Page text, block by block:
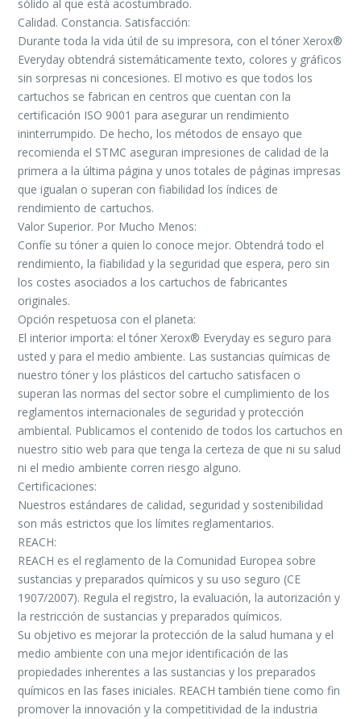
sólido al que está acostumbrado.
Calidad. Constancia. Satisfacción:
Durante toda la vida útil de su impresora, con el tóner Xerox®
Everyday obtendrá sistemáticamente texto, colores y gráficos
sin sorpresas ni concesiones. El motivo es que todos los
cartuchos se fabrican en centros que cuentan con la
certificación ISO 9001 para asegurar un rendimiento
ininterrumpido. De hecho, los métodos de ensayo que
recomienda el STMC aseguran impresiones de calidad de la
primera a la última página y unos totales de páginas impresas
que igualan o superan con fiabilidad los índices de
rendimiento de cartuchos.
Valor Superior. Por Mucho Menos:
Confíe su tóner a quien lo conoce mejor. Obtendrá todo el
rendimiento, la fiabilidad y la seguridad que espera, pero sin
los costes asociados a los cartuchos de fabricantes
originales.
Opción respetuosa con el planeta:
El interior importa: el tóner Xerox® Everyday es seguro para
usted y para el medio ambiente. Las sustancias químicas de
nuestro tóner y los plásticos del cartucho satisfacen o
superan las normas del sector sobre el cumplimiento de los
reglamentos internacionales de seguridad y protección
ambiental. Publicamos el contenido de todos los cartuchos en
nuestro sitio web para que tenga la certeza de que ni su salud
ni el medio ambiente corren riesgo alguno.
Certificaciones:
Nuestros estándares de calidad, seguridad y sostenibilidad
son más estrictos que los límites reglamentarios.
REACH:
REACH es el reglamento de la Comunidad Europea sobre
sustancias y preparados químicos y su uso seguro (CE
1907/2007). Regula el registro, la evaluación, la autorización y
la restricción de sustancias y preparados químicos.
Su objetivo es mejorar la protección de la salud humana y el
medio ambiente con una mejor identificación de las
propiedades inherentes a las sustancias y los preparados
químicos en las fases iniciales. REACH también tiene como fin
promover la innovación y la competitividad de la industria